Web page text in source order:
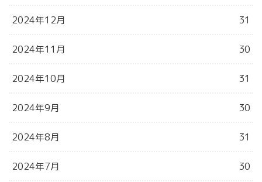
2024年12月 31
2024年11月 30
2024年10月 31
2024年9月 30
2024年8月 31
2024年7月 30